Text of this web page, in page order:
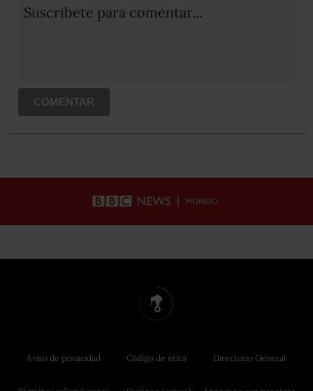
Suscribete para comentar...
COMENTAR
Aviso de privacidad Código de ética Directorio General